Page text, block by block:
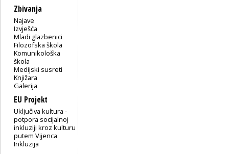
Zbivanja
Najave
Izvješća
Mladi glazbenici
Filozofska škola
Komunikološka
škola
Medijski susreti
Knjižara
Galerija
EU Projekt
Uključiva kultura -
potpora socijalnoj
inkluziji kroz kulturu
putem Vijenca
Inkluzija